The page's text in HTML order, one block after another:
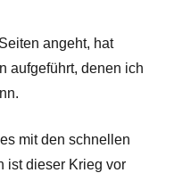
angeht, hat
aufgeführt, denen ich
mit den schnellen
ist dieser Krieg vor